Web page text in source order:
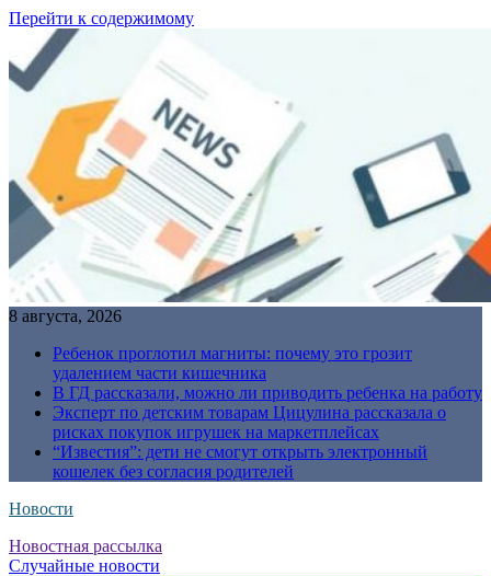
Перейти к содержимому
8 августа, 2026
Ребенок проглотил магниты: почему это грозит
удалением части кишечника
В ГД рассказали, можно ли приводить ребенка на работу
Эксперт по детским товарам Цицулина рассказала о
рисках покупок игрушек на маркетплейсах
“Известия”: дети не смогут открыть электронный
кошелек без согласия родителей
Новости
Новостная рассылка
Случайные новости